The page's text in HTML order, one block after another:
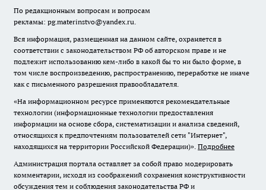
По редакционным вопросам и вопросам
рекламы: pg.materinstvo@yandex.ru.
Вся информация, размещенная на данном сайте, охраняется в
соответствии с законодательством РФ об авторском праве и не
подлежит использованию кем-либо в какой бы то ни было форме, в
том числе воспроизведению, распространению, переработке не иначе
как с письменного разрешения правообладателя.
«На информационном ресурсе применяются рекомендательные
технологии (информационные технологии предоставления
информации на основе сбора, систематизации и анализа сведений,
относящихся к предпочтениям пользователей сети "Интернет",
находящихся на территории Российской Федерации)». Подробнее
Администрация портала оставляет за собой право модерировать
комментарии, исходя из соображений сохранения конструктивности
обсуждения тем и соблюдения законодательства РФ и